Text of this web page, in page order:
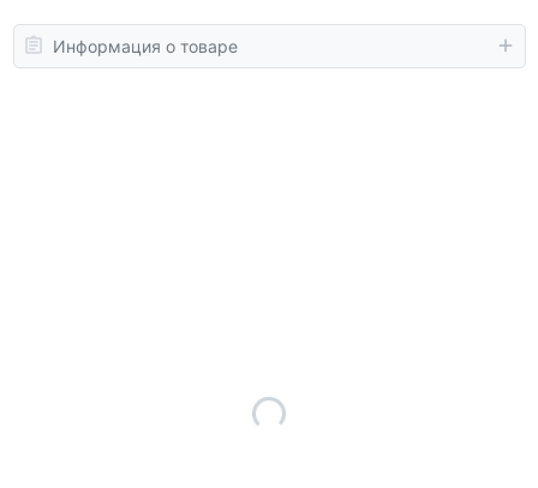
Информация о товаре